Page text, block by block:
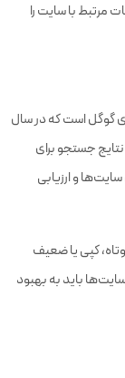
مرتبط با سایت را
گوگل است که در سال
جستجو برای
و ارزیابی
کپی یا ضعیف
سایت‌ها باید به بهبود